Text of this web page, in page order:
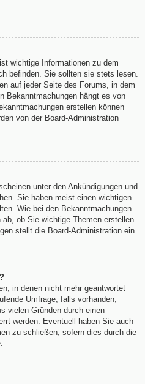
wichtige Informationen zu dem
befinden. Sie sollten sie stets lesen.
auf jeder Seite des Forums, in dem
Bekanntmachungen hängt es von
erstellen können
von der Board-Administration
unter den Ankündigungen und
Sie haben meist einen wichtigen
Wie bei den Bekanntmachungen
ob Sie wichtige Themen erstellen
stellt die Board-Administration ein.
in denen nicht mehr geantwortet
Umfrage, falls vorhanden,
vielen Gründen durch einen
werden. Eventuell haben Sie auch
zu schließen, sofern dies durch die